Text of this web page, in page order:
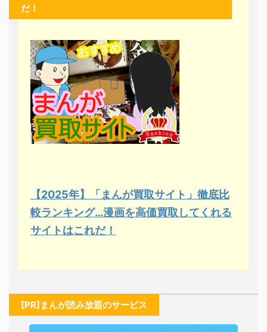
だ！
【2025年】「まんが買取サイト」徹底比
較ランキング…漫画を高価買取してくれる
サイトはこれだ！
[PR]まんが読み放題のサービス